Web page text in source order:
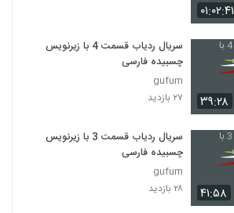
۰۱:۰۲:۴۱
۳۹:۲۸
سریال ردیاب قسمت 4 با زیرنویس
چسبیده فارسی
gufum
۲۷ بازدید
۴۱:۵۸
سریال ردیاب قسمت 3 با زیرنویس
چسبیده فارسی
gufum
۲۸ بازدید